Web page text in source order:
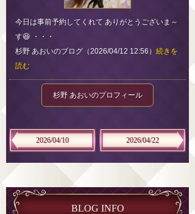
今日は事前予約してくれて ありがとうございま～
す😆 ・・・
杉野 あおいのブログ（2026/04/12 12:56） 続きを
読む
杉野 あおいのプロフィール
2026/04/10 2026/04/22
BLOG INFO